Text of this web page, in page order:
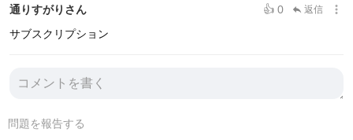
通りすがりさん 👍 0 reply 返信 more_vert
サブスクリプション
問題を報告する